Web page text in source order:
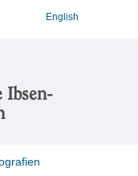
English
Ibsen-